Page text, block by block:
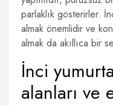
parlaklık gösterirler.
almak önemlidir ve
almak da akıllıca bir
İnci
alanları ve